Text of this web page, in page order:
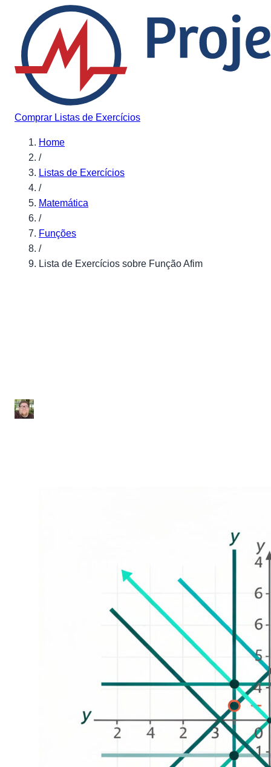
Pular para o conteúdo
Comprar Listas de Exercícios
Home
/
Listas de Exercícios
/
Matemática
/
Funções
/
Lista de Exercícios sobre Função Afim